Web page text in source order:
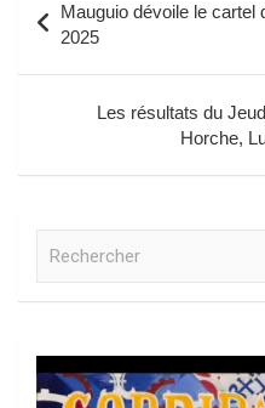
de
l’article
Mauguio dévoile le cartel
2025
Les résultats du
Horche,
r
c